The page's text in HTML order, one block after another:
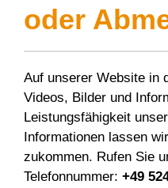
oder
Auf unserer Website in
Videos, Bilder und
Leistungsfähigkeit
Informationen lassen
zukommen. Rufen Sie
Telefonnummer: +49